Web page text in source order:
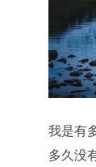
我是有
多久没